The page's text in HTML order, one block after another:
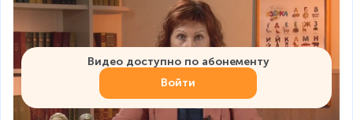
Видео доступно по абонементу
Войти